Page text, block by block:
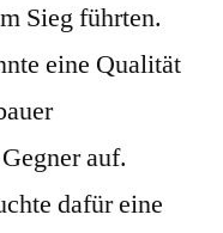
Sieg führten.
eine Qualität
auf.
dafür eine